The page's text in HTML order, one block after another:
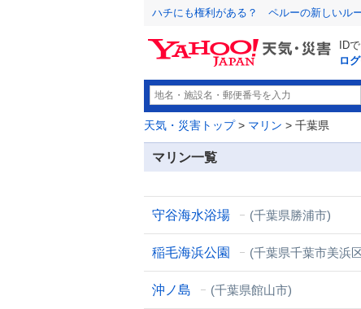
ハチにも権利がある？ ペルーの新しいル
ID
ロ
天気・災害トップ> マリン > 千葉県
マリン一覧
守谷海水浴場 (千葉県勝浦市)
稲毛海浜公園 (千葉県千葉市美浜
沖ノ島 (千葉県館山市)